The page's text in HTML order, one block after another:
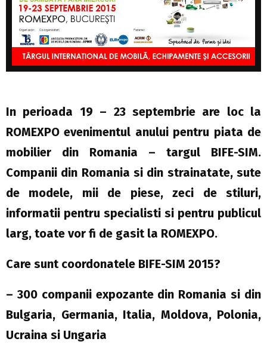
In perioada 19 – 23 septembrie are loc la
ROMEXPO evenimentul anului pentru piata de
mobilier din Romania – targul BIFE-SIM.
Companii din Romania si din strainatate, sute
de modele, mii de piese, zeci de stiluri,
informatii pentru specialisti si pentru publicul
larg, toate vor fi de gasit la ROMEXPO.
Care sunt coordonatele BIFE-SIM 2015?
– 300 companii expozante din Romania si din
Bulgaria, Germania, Italia, Moldova, Polonia,
Ucraina si Ungaria